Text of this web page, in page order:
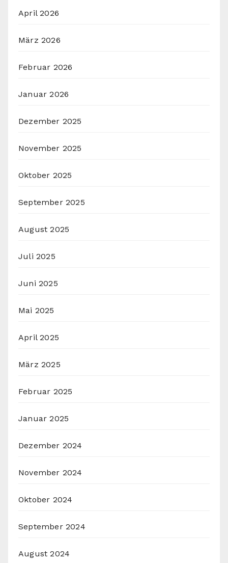
April 2026
März 2026
Februar 2026
Januar 2026
Dezember 2025
November 2025
Oktober 2025
September 2025
August 2025
Juli 2025
Juni 2025
Mai 2025
April 2025
März 2025
Februar 2025
Januar 2025
Dezember 2024
November 2024
Oktober 2024
September 2024
August 2024